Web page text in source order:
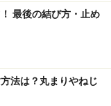
最後の結び方・止め
法は？丸まりやねじ